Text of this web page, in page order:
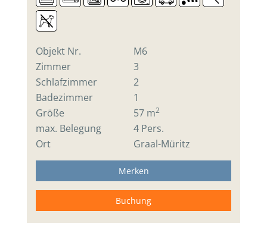
Objekt Nr.
M6
Zimmer
3
Schlafzimmer
2
Badezimmer
1
Größe
57 m2
max. Belegung
4 Pers.
Ort
Graal-Müritz
Merken
Buchung